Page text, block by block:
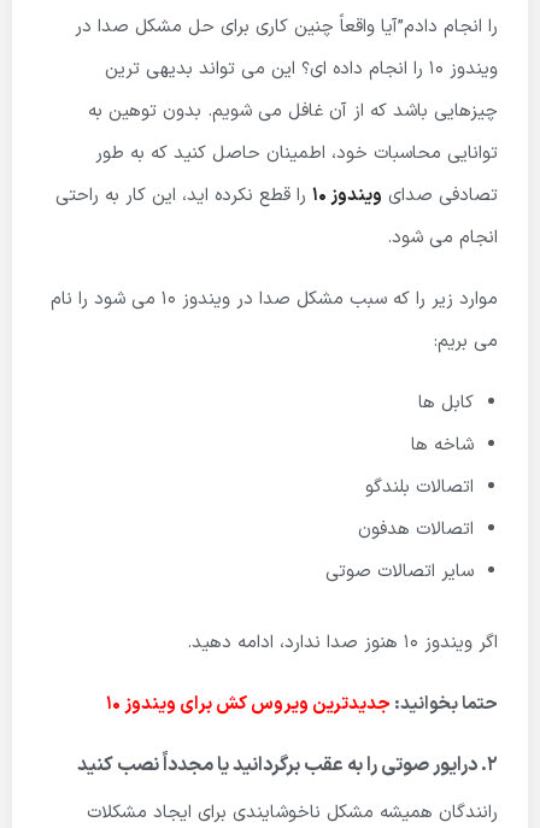
را انجام دادم”آیا واقعاً چنین کاری برای حل مشکل صدا در
ویندوز 10 را انجام داده ای؟ این می تواند بدیهی ترین
چیزهایی باشد که از آن غافل می شویم. بدون توهین به
توانایی محاسبات خود، اطمینان حاصل کنید که به طور
تصادفی صدای ویندوز 10
را قطع نکرده اید، این کار به راحتی
انجام می شود.
موارد زیر را که سبب مشکل صدا در ویندوز 10 می شود را نام
می بریم:
کابل ها
شاخه ها
اتصالات بلندگو
اتصالات هدفون
سایر اتصالات صوتی
اگر ویندوز 10 هنوز صدا ندارد، ادامه دهید.
حتما بخوانید: جدیدترین ویروس کش برای ویندوز 10
2. درایور صوتی را به عقب برگردانید یا مجدداً نصب کنید
رانندگان همیشه مشکل ناخوشایندی برای ایجاد مشکلات